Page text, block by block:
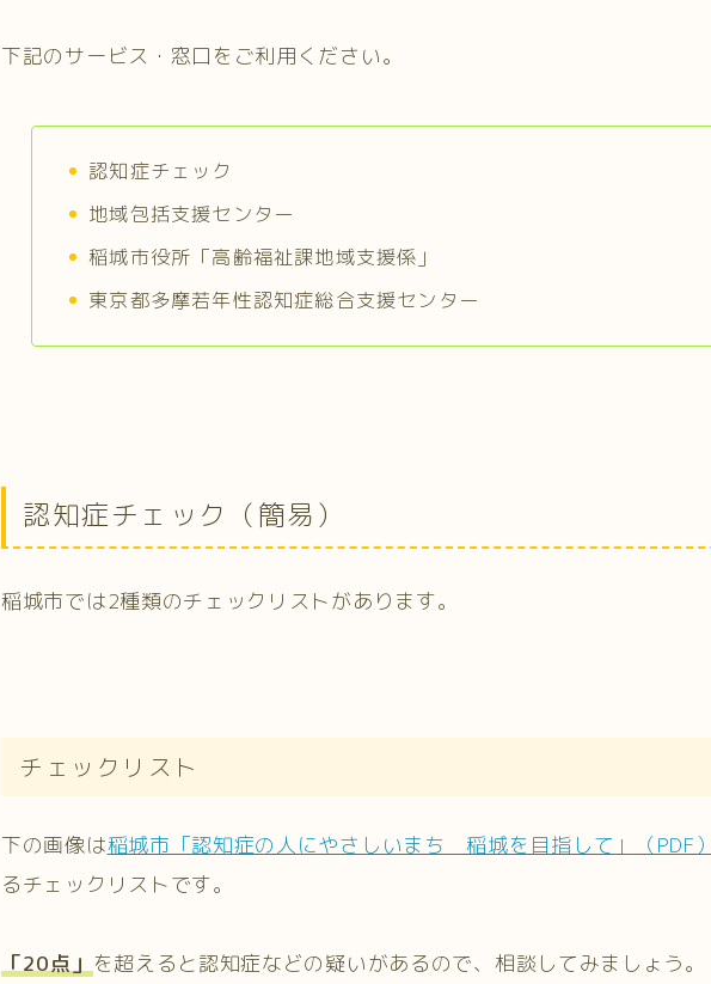
下記のサービス・窓口をご利用ください。
認知症チェック
地域包括支援センター
稲城市役所「高齢福祉課地域支援係」
東京都多摩若年性認知症総合支援センター
認知症チェック（簡易）
稲城市では2種類のチェックリストがあります。
チェックリスト
下の画像は稲城市「認知症の人にやさしいまち 稲城を目指して」（PDF
るチェックリストです。
「20点」 を超えると認知症などの疑いがあるので、相談してみましょう。